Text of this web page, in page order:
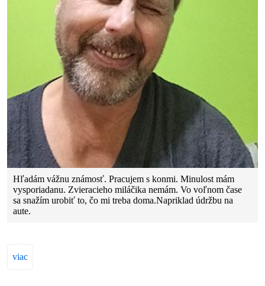
Hľadám vážnu známosť. Pracujem s konmi. Minulost mám
vysporiadanu. Zvieracieho miláčika nemám. Vo voľnom čase
sa snažím urobiť to, čo mi treba doma.Napriklad údržbu na
aute.
viac